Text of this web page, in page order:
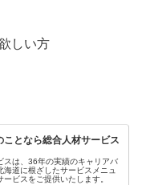
しい方
となら総合人材サービス
スは、36年の実績のキャリアバ
海道に根ざしたサービスメニュ
ビスをご提供いたします。